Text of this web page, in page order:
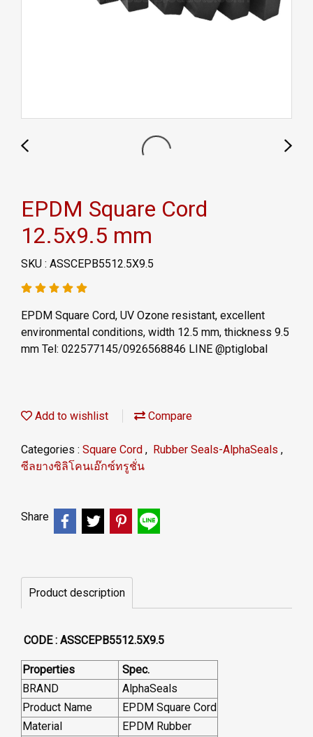
EPDM Square Cord
12.5x9.5 mm
SKU : ASSCEPB5512.5X9.5
EPDM Square Cord, UV Ozone resistant, excellent
environmental conditions, width 12.5 mm, thickness 9.5
mm Tel: 022577145/0926568846 LINE @ptiglobal
Add to wishlist Compare
Categories : Square Cord , Rubber Seals-AlphaSeals ,
ซีลยางซิลิโคนเอ๊กซ์ทรูชั่น
Share
Product description
CODE : ASSCEPB5512.5X9.5
Properties
Spec.
BRAND
AlphaSeals
Product Name
EPDM Square Cord
Material
EPDM Rubber